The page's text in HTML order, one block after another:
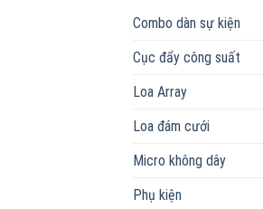
Combo dàn sự kiện
Cục đẩy công suất
Loa Array
Loa đám cưới
Micro không dây
Phụ kiện